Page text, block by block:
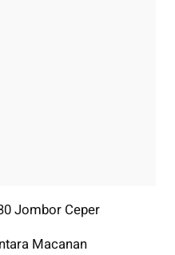
Jombor Ceper
Macanan